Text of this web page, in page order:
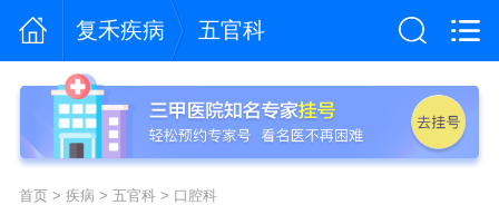
复禾疾病 五官科
首页> 疾病 > 五官科> 口腔科